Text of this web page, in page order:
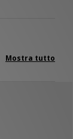
Mostra tutto